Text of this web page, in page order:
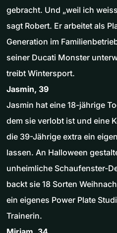
gebracht. Und „weil ich
sagt Robert. Er arbeitet als
Generation im
seiner Ducati Monster
treibt Wintersport.
Jasmin, 39
Jasmin hat eine 18-jährige
dem sie verlobt ist und eine
die 39-Jährige extra ein
lassen. An Halloween
unheimliche Schaufenster-
backt sie 18 Sorten
ein eigenes Power Plate
Trainerin.